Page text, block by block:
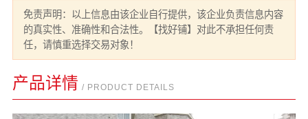
免责声明：以上信息由该企业自行提供，该企业负责信息内容
的真实性、准确性和合法性。【找好铺】对此不承担任何责
任，请慎重选择交易对象！
产品详情 / PRODUCT DETAILS